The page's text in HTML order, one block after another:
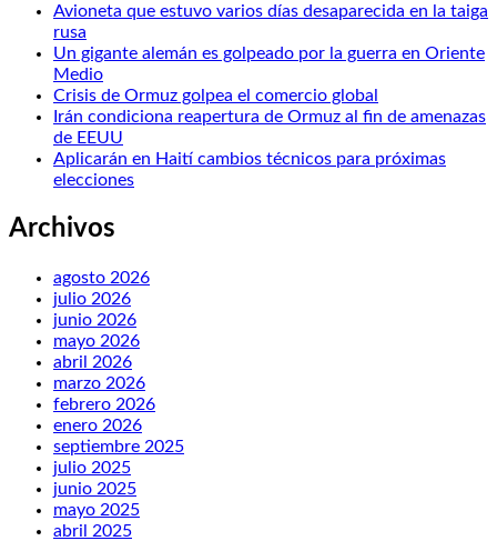
Avioneta que estuvo varios días desaparecida en la taiga
rusa
Un gigante alemán es golpeado por la guerra en Oriente
Medio
Crisis de Ormuz golpea el comercio global
Irán condiciona reapertura de Ormuz al fin de amenazas
de EEUU
Aplicarán en Haití cambios técnicos para próximas
elecciones
Archivos
agosto 2026
julio 2026
junio 2026
mayo 2026
abril 2026
marzo 2026
febrero 2026
enero 2026
septiembre 2025
julio 2025
junio 2025
mayo 2025
abril 2025